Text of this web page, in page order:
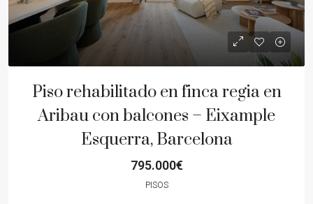
Piso rehabilitado en finca regia en
Aribau con balcones – Eixample
Esquerra, Barcelona
795.000€
PISOS